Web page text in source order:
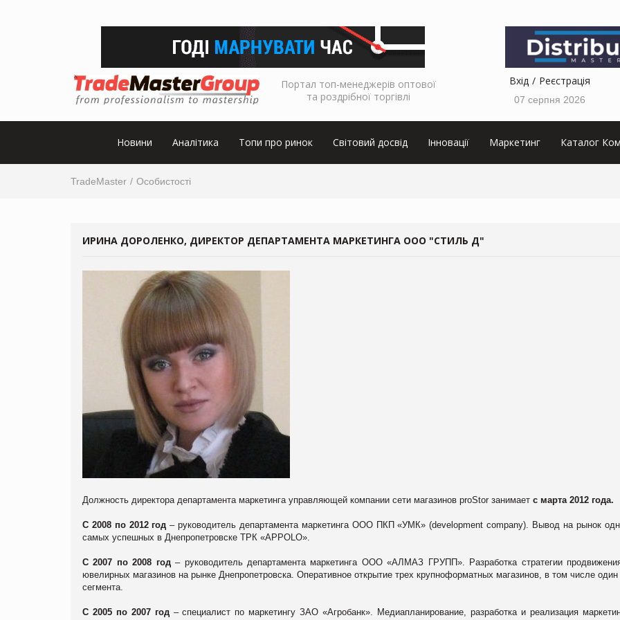
Портал топ-менеджерів оптової
та роздрібної торгівлі
Вхід Реєстрація
07 серпня 2026
Новини Аналітика Топи про ринок Світовий досвід Інновації Маркетинг Каталог
TradeMaster Особистості
ИРИНА ДОРОЛЕНКО, ДИРЕКТОР ДЕПАРТАМЕНТА МАРКЕТИНГА ООО "СТИЛЬ Д"
Должность директора департамента маркетинга управляющей компании сети магазинов proStor занимает с марта 2012 года.
С 2008 по 2012 год – руководитель департамента маркетинга ООО ПКП «УМК» (development company). Вывод на рынок
самых успешных в Днепропетровске ТРК «APPOLO».
С 2007 по 2008 год– руководитель департамента маркетинга ООО «АЛМАЗ ГРУПП». Разработка стратегии
ювелирных магазинов на рынке Днепропетровска. Оперативное открытие трех крупноформатных магазинов, в том числе один
сегмента.
С 2005 по 2007 год– специалист по маркетингу ЗАО «Агробанк». Медиапланирование, разработка и реализация